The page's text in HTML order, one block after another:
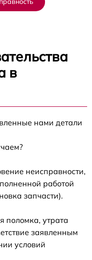
в
нами детали
неисправности,
работой
запчасти).
поломка, утрата
заявленным
условий